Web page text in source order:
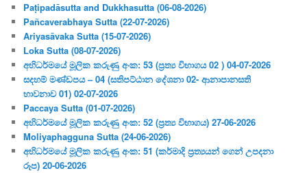
Paṭipadāsutta and Dukkhasutta (06-08-2026)
Pañcaverabhaya Sutta (22-07-2026)
Ariyasāvaka Sutta (15-07-2026)
Loka Sutta (08-07-2026)
අභිධර්මයේ මූලික කරුණු අංක: 53 (ප්‍ර‍ත්‍ය විභාගය 02 ) 04-07-2026
සදහම් මණ්ඩපය – 04 (සතිපට්ඨාන දේශනා 02- ආනාපානසති
භාවනාව 01) 02-07-2026
Paccaya Sutta (01-07-2026)
අභිධර්මයේ මූලික කරුණු අංක: 52 (ප්‍ර‍ත්‍ය විභාගය) 27-06-2026
Moliyaphagguna Sutta (24-06-2026)
අභිධර්මයේ මූලික කරුණු අංක: 51 (කර්මාදි ප්‍ර‍ත්‍යයන් ගෙන් උපදනා
රූප) 20-06-2026